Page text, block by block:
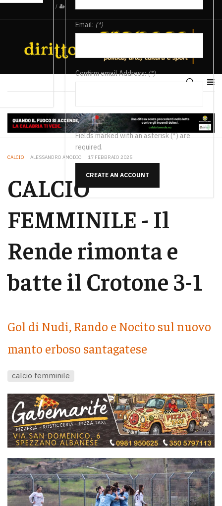
/
Email: (*)
Confirm email Address:(*)
Fields marked with an asterisk (*) are
required.
CREATE AN ACCOUNT
CALCIO ALESSANDRO AMODIO 17 FEBBRAIO 2025
CALCIO
FEMMINILE - Il
Rende rimonta e
batte il Crotone 3-1
Gol di Nudi, Rando e Nocito sul nuovo
manto erboso santagatese
calcio femminile